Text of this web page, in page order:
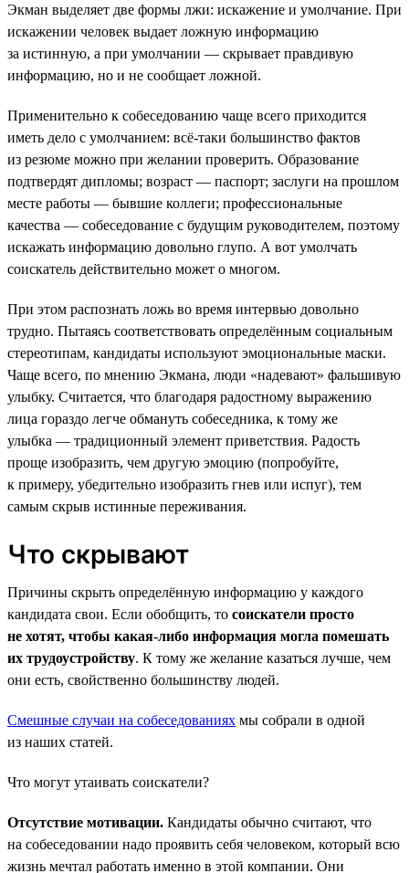
Экман выделяет две формы лжи: искажение и умолчание. При
искажении человек выдает ложную информацию
за истинную, а при умолчании — скрывает правдивую
информацию, но и не сообщает ложной.
Применительно к собеседованию чаще всего приходится
иметь дело с умолчанием: всё-таки большинство фактов
из резюме можно при желании проверить. Образование
подтвердят дипломы; возраст — паспорт; заслуги на прошлом
месте работы — бывшие коллеги; профессиональные
качества — собеседование с будущим руководителем, поэтому
искажать информацию довольно глупо. А вот умолчать
соискатель действительно может о многом.
При этом распознать ложь во время интервью довольно
трудно. Пытаясь соответствовать определённым социальным
стереотипам, кандидаты используют эмоциональные маски.
Чаще всего, по мнению Экмана, люди «надевают» фальшивую
улыбку. Считается, что благодаря радостному выражению
лица гораздо легче обмануть собеседника, к тому же
улыбка — традиционный элемент приветствия. Радость
проще изобразить, чем другую эмоцию (попробуйте,
к примеру, убедительно изобразить гнев или испуг), тем
самым скрыв истинные переживания.
Что скрывают
Причины скрыть определённую информацию у каждого
кандидата свои. Если обобщить, то соискатели просто
не хотят, чтобы какая-либо информация могла помешать
их трудоустройству. К тому же желание казаться лучше, чем
они есть, свойственно большинству людей.
Смешные случаи на собеседованиях мы собрали в одной
из наших статей.
Что могут утаивать соискатели?
Отсутствие мотивации. Кандидаты обычно считают, что
на собеседовании надо проявить себя человеком, который всю
жизнь мечтал работать именно в этой компании. Они